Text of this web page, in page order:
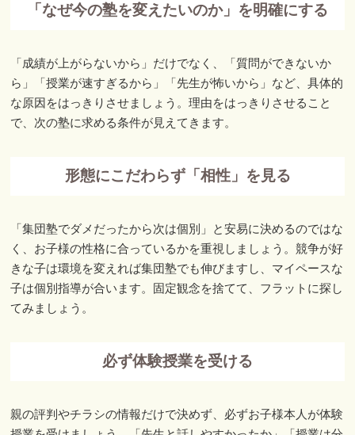
「なぜ今の塾を変えたいのか」を明確にする
「成績が上がらないから」だけでなく、「質問ができないか
ら」「授業が速すぎるから」「先生が怖いから」など、具体的
な原因をはっきりさせましょう。理由をはっきりさせること
で、次の塾に求める条件が見えてきます。
形態にこだわらず「相性」を見る
「集団塾でダメだったから次は個別」と安易に決めるのではな
く、お子様の性格に合っているかを重視しましょう。競争が好
きな子は環境を変えれば集団塾でも伸びますし、マイペースな
子は個別指導が合います。固定観念を捨てて、フラットに探し
てみましょう。
必ず体験授業を受ける
親の評判やチラシの情報だけで決めず、必ずお子様本人が体験